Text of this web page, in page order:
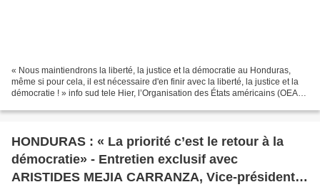
« Nous maintiendrons la liberté, la justice et la démocratie au Honduras,
même si pour cela, il est nécessaire d'en finir avec la liberté, la justice et la
démocratie ! » info sud tele Hier, l’Organisation des États américains (OEA) a
HONDURAS : « La priorité c’est le retour à la
démocratie» - Entretien exclusif avec
ARISTIDES MEJIA CARRANZA, Vice-président